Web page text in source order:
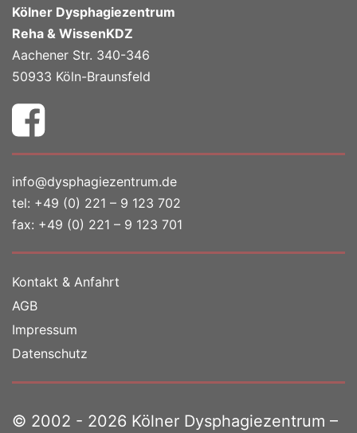
Kölner Dysphagiezentrum
Reha & WissenKDZ
Aachener Str. 340-346
50933 Köln-Braunsfeld
info@dysphagiezentrum.de
tel: +49 (0) 221 – 9 123 702
fax: +49 (0) 221 – 9 123 701
Kontakt & Anfahrt
AGB
Impressum
Datenschutz
© 2002 - 2026 Kölner Dysphagiezentrum –